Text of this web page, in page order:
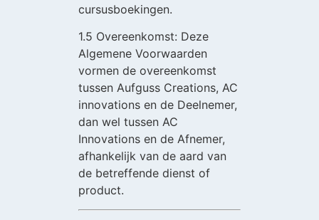
cursusboekingen.
1.5 Overeenkomst: Deze
Algemene Voorwaarden
vormen de overeenkomst
tussen Aufguss Creations, AC
innovations en de Deelnemer,
dan wel tussen AC
Innovations en de Afnemer,
afhankelijk van de aard van
de betreffende dienst of
product.